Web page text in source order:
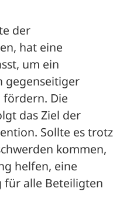
der
hat eine
um ein
gegenseitiger
fördern. Die
das Ziel der
Sollte es trotz
kommen,
helfen, eine
für alle Beteiligten